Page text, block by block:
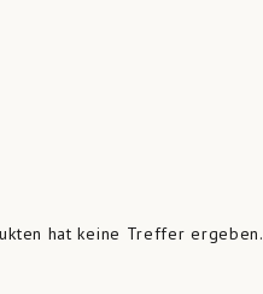
hat keine Treffer ergeben.